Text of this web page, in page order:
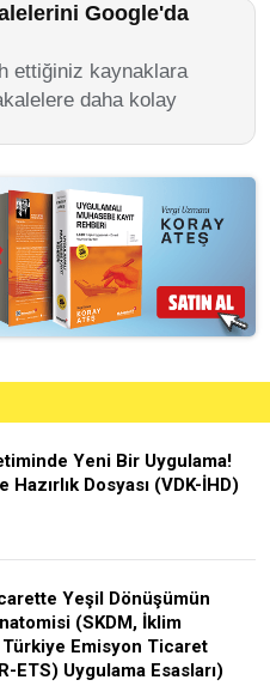
Google'da
ettiğiniz kaynaklara
daha kolay
Yeni Bir Uygulama!
Hazırlık Dosyası (VDK-İHD)
Yeşil Dönüşümün
(SKDM, İklim
Türkiye Emisyon Ticaret
ETS) Uygulama Esasları)